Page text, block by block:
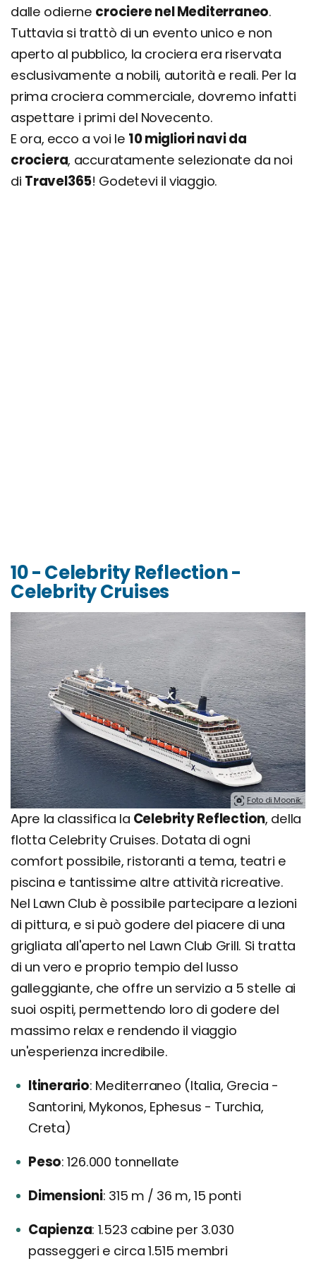
dalle odierne crociere nel Mediterraneo.
Tuttavia si trattò di un evento unico e non
aperto al pubblico, la crociera era riservata
esclusivamente a nobili, autorità e reali. Per la
prima crociera commerciale, dovremo infatti
aspettare i primi del Novecento.
E ora, ecco a voi le 10 migliori navi da
crociera, accuratamente selezionate da noi
di Travel365! Godetevi il viaggio.
10 - Celebrity Reflection -
Celebrity Cruises
Foto di Moonik.
Apre la classifica la Celebrity Reflection, della
flotta Celebrity Cruises. Dotata di ogni
comfort possibile, ristoranti a tema, teatri e
piscina e tantissime altre attività ricreative.
Nel Lawn Club è possibile partecipare a lezioni
di pittura, e si può godere del piacere di una
grigliata all'aperto nel Lawn Club Grill. Si tratta
di un vero e proprio tempio del lusso
galleggiante, che offre un servizio a 5 stelle ai
suoi ospiti, permettendo loro di godere del
massimo relax e rendendo il viaggio
un'esperienza incredibile.
Itinerario Mediterraneo (Italia, Grecia -
Santorini, Mykonos, Ephesus - Turchia,
Creta)
Peso 126.000 tonnellate
Dimensioni 315 m / 36 m, 15 ponti
Capienza 1.523 cabine per 3.030
passeggeri e circa 1.515 membri